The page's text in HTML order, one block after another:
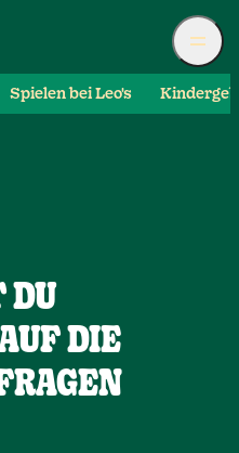
Spielen bei Leo's
DU
DIE